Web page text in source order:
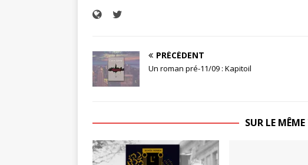
PRÉCÉDENT
Un roman pré-11/09 : Kapitoil
SUR LE